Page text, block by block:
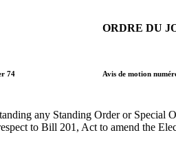
ORDRE DU
74 Avis de motion
any Standing Order or Special
to Bill 201, Act to amend the